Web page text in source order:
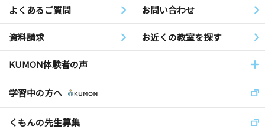
よくあるご質問 お問い合わせ
資料請求 お近くの教室を探す
KUMON体験者の声
学習中の方へ
くもんの先生募集